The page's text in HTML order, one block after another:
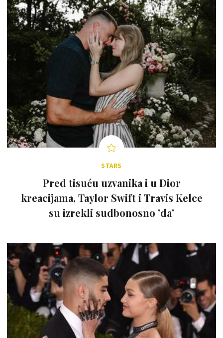
STARS
Pred tisuću uzvanika i u Dior
kreacijama, Taylor Swift i Travis Kelce
su izrekli sudbonosno 'da'